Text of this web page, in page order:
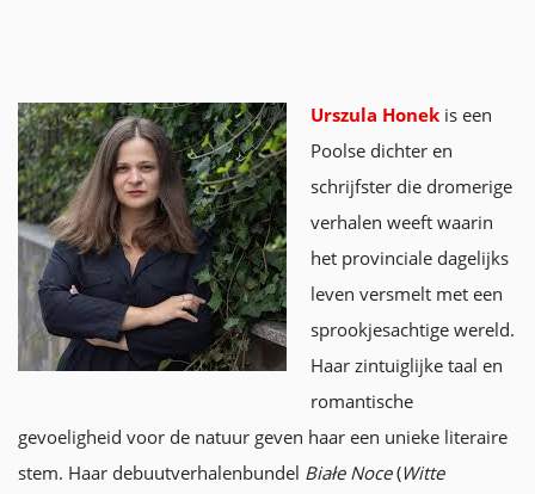
Urszula Honek is een
Poolse dichter en
schrijfster die dromerige
verhalen weeft waarin
het provinciale dagelijks
leven versmelt met een
sprookjesachtige wereld.
Haar zintuiglijke taal en
romantische
gevoeligheid voor de natuur geven haar een unieke literaire
stem. Haar debuutverhalenbundel Białe Noce(Witte